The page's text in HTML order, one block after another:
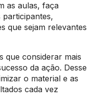
as aulas, faça
participantes,
que sejam relevantes
que considerar mais
da ação. Desse
o material e as
cada vez